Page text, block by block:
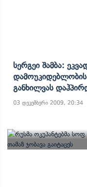
Სერგეი Შამბა:
Დამოუკიდებლობის
Განხილვას
03 დეკემბერი 2009, 20:34